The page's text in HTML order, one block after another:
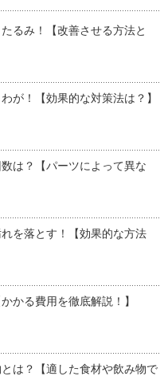
るみ！【改善させる方法と
が！【効果的な対策法は？】
は？【パーツによって異な
を落とす！【効果的な方法
かる費用を徹底解説！】
は？【適した食材や飲み物で